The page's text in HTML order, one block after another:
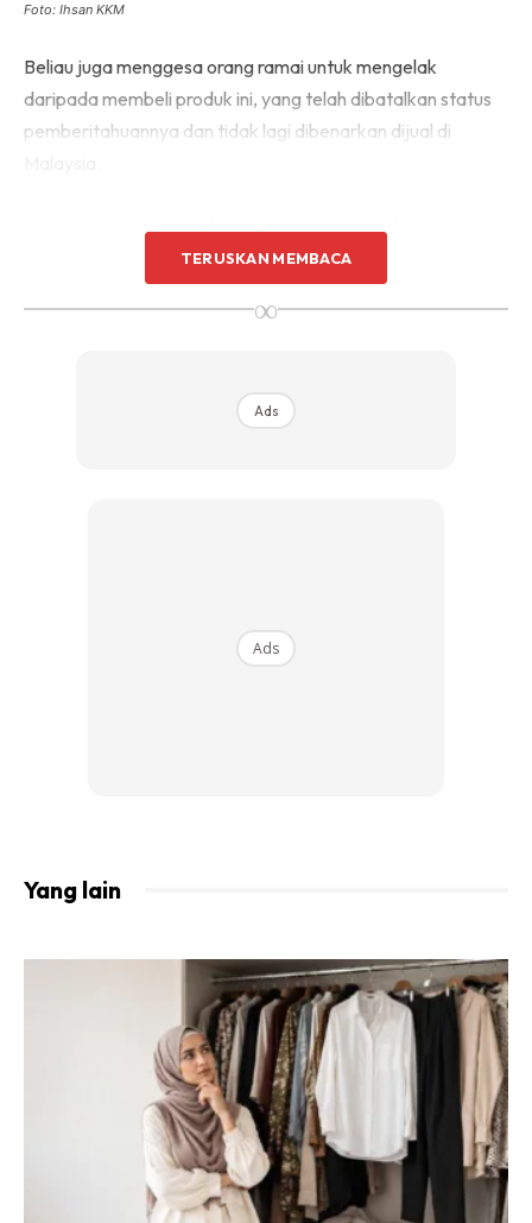
Foto: Ihsan KKM
Beliau juga menggesa orang ramai untuk mengelak
daripada membeli produk ini, yang telah dibatalkan status
pemberitahuannya dan tidak lagi dibenarkan dijual di
ARTIKEL BERKAITAN:Tertipu Dengan Bahan
Kandungan Produk, Fahami Beza 5 Istilah Pada Label
Pembungkusan
status pemberitahuan produk kosmetik di laman web rasmi
Produk NPRA” yang boleh dimuat turun dari Google Play
Ads
TERUSKAN MEMBACA
∞
Ads
Ads
Yang lain